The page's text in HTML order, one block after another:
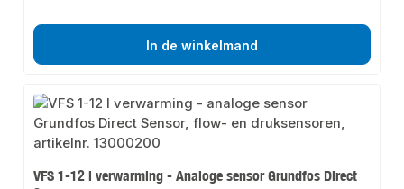
In de winkelmand
VFS 1-12 l verwarming - Analoge sensor Grundfos Direct